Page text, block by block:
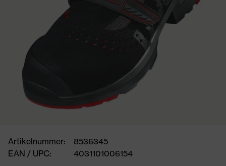
Artikelnummer:
8536345
EAN / UPC:
4031101006154